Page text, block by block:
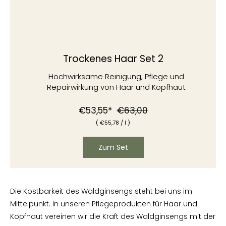
Trockenes Haar Set 2
Hochwirksame Reinigung, Pflege und
Repairwirkung von Haar und Kopfhaut
Normaler
Preis
€53,55* €63,00Sonderpreis
(€55,78 / l )
Zum Set
Die Kostbarkeit des Waldginsengs steht bei uns im
Mittelpunkt. In unseren Pflegeprodukten für Haar und
Kopfhaut vereinen wir die Kraft des Waldginsengs mit der